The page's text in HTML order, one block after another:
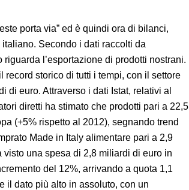
porta via” ed è quindi ora di bilanci,
Secondo i dati raccolti da
l’esportazione di prodotti nostrani.
storico di tutti i tempi, con il settore
di euro. Attraverso i dati Istat, relativi al
diretti ha stimato che prodotti pari a 22,5
(+5% rispetto al 2012), segnando trend
Made in Italy alimentare pari a 2,9
una spesa di 2,8 miliardi di euro in
del 12%, arrivando a quota 1,1
il dato più alto in assoluto, con un